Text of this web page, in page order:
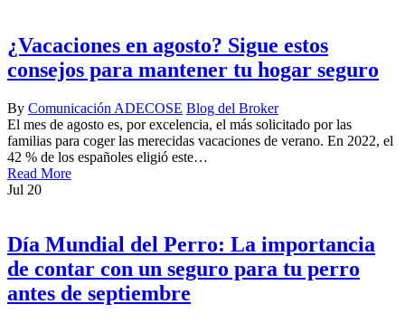
¿Vacaciones en agosto? Sigue estos
consejos para mantener tu hogar seguro
By Comunicación ADECOSE Blog del Broker
El mes de agosto es, por excelencia, el más solicitado por las
familias para coger las merecidas vacaciones de verano. En 2022, el
42 % de los españoles eligió este…
Read More
Jul 20
Día Mundial del Perro: La importancia
de contar con un seguro para tu perro
antes de septiembre